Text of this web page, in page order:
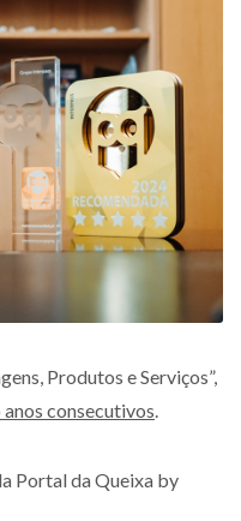
Produtos e Serviços”,
consecutivos
Portal da Queixa by